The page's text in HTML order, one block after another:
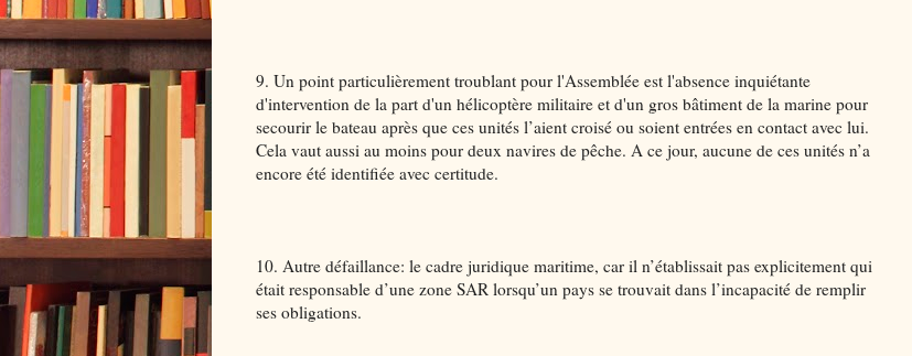
9. Un point particulièrement troublant pour l'Assemblée est l'absence inquiétante
d'intervention de la part d'un hélicoptère militaire et d'un gros bâtiment de la marine pour
secourir le bateau après que ces unités l’aient croisé ou soient entrées en contact avec lui.
Cela vaut aussi au moins pour deux navires de pêche. A ce jour, aucune de ces unités n’a
encore été identifiée avec certitude.
10. Autre défaillance: le cadre juridique maritime, car il n’établissait pas explicitement qui
était responsable d’une zone SAR lorsqu’un pays se trouvait dans l’incapacité de remplir
ses obligations.